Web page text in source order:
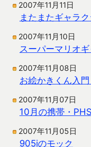
2007年11月11日
またまたギャラ
2007年11月10日
スーパーマリオ
2007年11月08日
お絵かきくん入
2007年11月07日
10月の携帯・
2007年11月05日
905iのモック